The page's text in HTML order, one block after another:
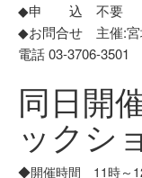
◆申 込 不要
◆お問合せ 主催:宮
電話 03-3706-3501
同日開
ックシ
◆開催時間 11時～